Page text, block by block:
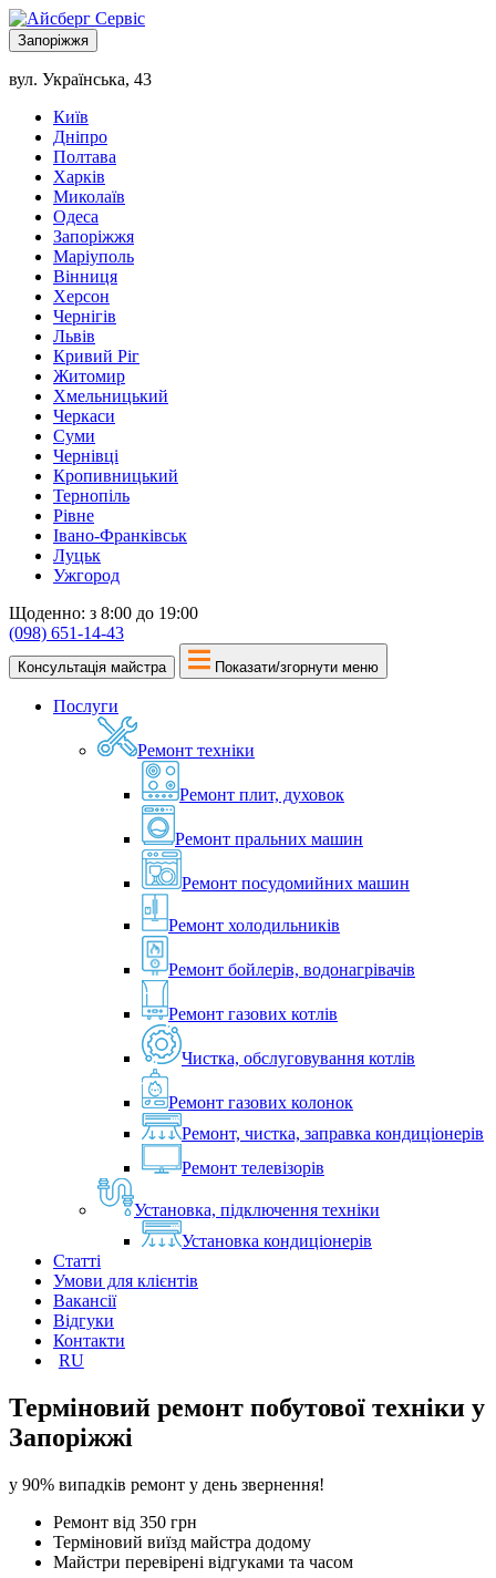
Запоріжжя
вул. Українська, 43
Київ
Дніпро
Полтава
Харків
Миколаїв
Одеса
Запоріжжя
Маріуполь
Вінниця
Херсон
Чернігів
Львів
Кривий Ріг
Житомир
Хмельницький
Черкаси
Суми
Чернівці
Кропивницький
Тернопіль
Рівне
Івано-Франківськ
Луцьк
Ужгород
Щоденно: з 8:00 до 19:00
(098) 651-14-43
Консультація майстра Показати/згорнути меню
Послуги
Ремонт техніки
Ремонт плит, духовок
Ремонт пральних машин
Ремонт посудомийних машин
Ремонт холодильників
Ремонт бойлерів, водонагрівачів
Ремонт газових котлів
Чистка, обслуговування котлів
Ремонт газових колонок
Ремонт, чистка, заправка кондиціонерів
Ремонт телевізорів
Установка, підключення техніки
Установка кондиціонерів
Статті
Умови для клієнтів
Вакансії
Відгуки
Контакти
RU
Терміновий ремонт побутової техніки у
Запоріжжі
у 90% випадків ремонт у день звернення!
Ремонт від 350 грн
Терміновий виїзд майстра додому
Майстри перевірені відгуками та часом